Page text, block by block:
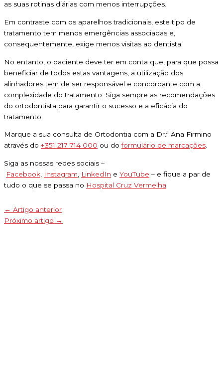
as suas rotinas diárias com menos interrupções.
Em contraste com os aparelhos tradicionais, este tipo de
tratamento tem menos emergências associadas e,
consequentemente, exige menos visitas ao dentista.
No entanto, o paciente deve ter em conta que, para que possa
beneficiar de todos estas vantagens, a utilização dos
alinhadores tem de ser responsável e concordante com a
complexidade do tratamento. Siga sempre as recomendações
do ortodontista para garantir o sucesso e a eficácia do
tratamento.
Marque a sua consulta de Ortodontia com a Dr.ª Ana Firmino
através do +351 217 714 000 ou doformulário de marcações
Siga as nossas redes sociais –
Facebook Instagram LinkedIn e YouTube – e fique a par de
tudo o que se passa no Hospital Cruz Vermelha
← Artigo anterior
Próximo artigo →